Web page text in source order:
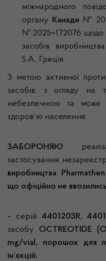
міжнародного
органу Канади №
№ 2025–172076 щодо
засобів
S.A., Греція.
З метою активної
засобів, з огляду на
небезпечною та може
здоров`ю населення:
ЗАБОРОНЯЮ
застосування
виробництва
що офіційно не
– серій 4401203R,
засобу OCTREOTIDE (O
mg/vial, порошок для
ін’єкцій;